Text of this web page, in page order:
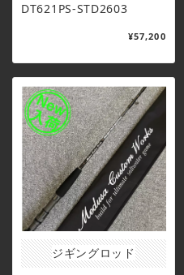
DT621PS-STD2603
¥57,200
ジギングロッド